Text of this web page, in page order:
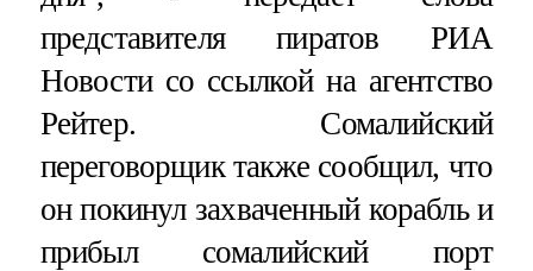
представителя пиратов РИА
Новости со ссылкой на агентство
Рейтер. Сомалийский
переговорщик также сообщил, что
он покинул захваченный корабль и
прибыл сомалийский порт